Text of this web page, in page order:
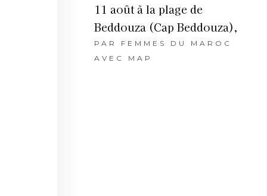
11 août à la plage de
Beddouza (Cap Beddouza),
PAR FEMMES DU MAROC
AVEC MAP